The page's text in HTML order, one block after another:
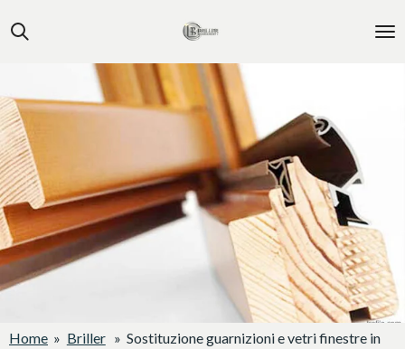
al
Home » Briller » Sostituzione guarnizioni e vetri finestre in